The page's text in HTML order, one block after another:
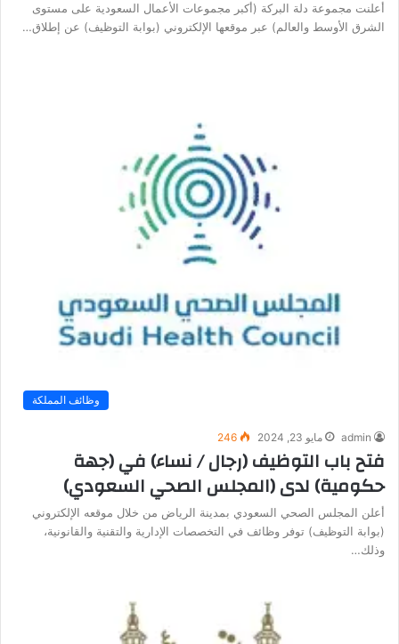
أعلنت مجموعة دلة البركة (أكبر مجموعات الأعمال السعودية على مستوى
الشرق الأوسط والعالم) عبر موقعها الإلكتروني (بوابة التوظيف) عن إطلاق…
وظائف المملكة
admin مايو 23, 2024 246
فتح باب التوظيف (رجال / نساء) في (جهة
حكومية) لدى (المجلس الصحي السعودي)
أعلن المجلس الصحي السعودي بمدينة الرياض من خلال موقعه الإلكتروني
(بوابة التوظيف) توفر وظائف في التخصصات الإدارية والتقنية والقانونية،
وذلك…